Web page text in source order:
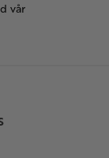
vår